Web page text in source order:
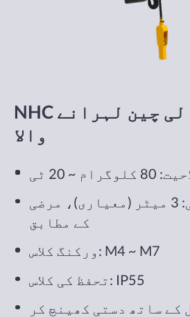
NHC دستی ٹرالی چین لہرانے
والا
~ 20 ٹی
لفٹنگ اونچائی: 3 میٹر (معیاری)، مرضی
کے مطابق
ورکنگ کلاس: M4 ~ M7
تحفظ کی کلاس: IP55
کے ساتھ دستی کھینچ کر